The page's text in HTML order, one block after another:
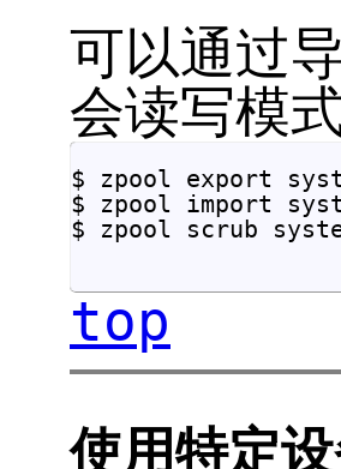
可以通过
会读写模
$ zpool export
$ zpool import
$ zpool scrub
top
使用特定